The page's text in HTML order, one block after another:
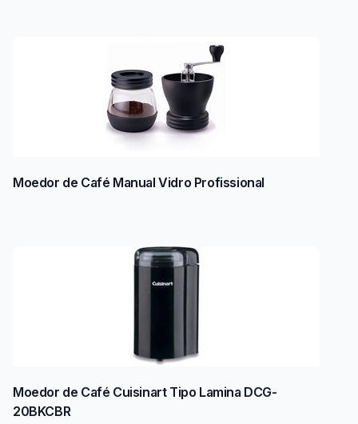
Moedor de Café Manual Vidro Profissional
Moedor de Café Cuisinart Tipo Lamina DCG-
20BKCBR